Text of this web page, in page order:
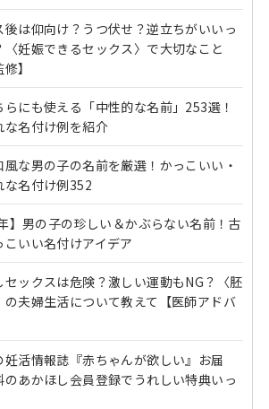
後は仰向け？うつ伏せ？逆立ちがいいっ
〈妊娠できるセックス〉で大切なこと
】
らにも使える「中性的な名前」253選！
な名付け例を紹介
風な男の子の名前を厳選！かっこいい・
な名付け例352
】男の子の珍しい＆かぶらない名前！古
こいい名付けアイデア
セックスは危険？激しい運動もNG？〈胚
の夫婦生活について教えて【医師アドバ
妊活情報誌『赤ちゃんが欲しい』お届
のあかほし会員登録でうれしい特典いっ